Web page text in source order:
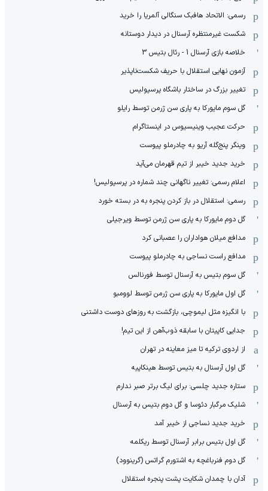
رسمی: الاتحاد هافبک سنگالی آلمریا را خرید
شکست غیرمنتظره آرسنال در دیدار دوستانه
خلاصه بازی آرسنال 1 - رئال بتیس 3
آزمون نهایی استقلال با حریف شکست‌ناپذیر
تغییر بزرگ در ساختار باشگاه پرسپولیس
گل سوم مایورکا به پاری سن ژرمن توسط رایلو
حرکت عجیب وینیسیوس در اینستاگرام
وینگر پنج‌گله آریو به چادرملو پیوست
خرید جدید خیبر از تیم قهرمان می‌آید
اعلام رسمی: تغییر ناگهانی چند شماره در پرسپولیس!
رسمی: استقلال در باز کردن پنجره به در بسته خورد
گل دوم مایورکا به پاری سن ژرمن توسط ویرجیلی
مدافع میلان هواداران را عصبانی کرد
مدافع راست نساجی به چادرملو پیوست
گل سوم بتیس به آرسنال توسط فورنالس
گل اول مایورکا به پاری سن ژرمن توسط لوومبو
با انگیزه مثل لیموچی، بازگشت به روزهای دوست داشتنی
جدایی کاپیتان با سابقه ذوب‌آهن از این تیم!
از اردوی ترکیه تا میز معاینه در تهران
گل اول آرسنال به بتیس توسط هینکاپیه
ستاره جدید چلسی: برای لیگ برتر صبر ندارم
شلیک مرگبار دئوسا و گل دوم بتیس به آرسنال
خرید جدید نساجی از خیبر آمد
گل اول بتیس برابر آرسنال توسط ریکلمه
گل دوم فنرباغچه به اشتورم گراتس (گرینوود)
آدان با چمدان شکایت پشت پنجره استقلال